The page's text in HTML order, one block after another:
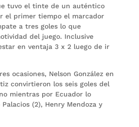
tuvo el tinte de un auténtico
el primer tiempo el marcador
a tres goles lo que
del juego. Inclusive
en ventaja 3 x 2 luego de ir
ocasiones, Nelson González en
convirtieron los seis goles del
mientras por Ecuador lo
(2), Henry Mendoza y